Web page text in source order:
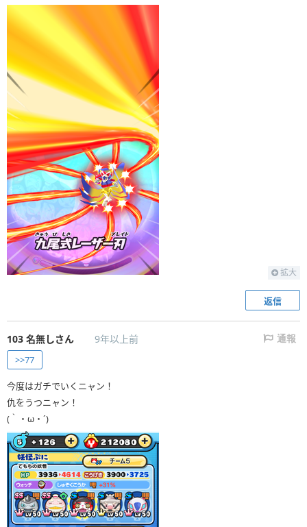
拡大
返信
103 名無しさん 9年以上前 通報
>>77
今度はガチでいくニャン！
仇をうつニャン！
(｀・ω・´)